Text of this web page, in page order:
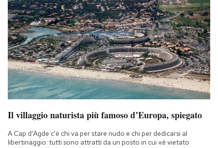
Il villaggio naturista più famoso d’Europa, spiegato
A Cap d'Agde c'è chi va per stare nudo e chi per dedicarsi al
libertinaggio: tutti sono attratti da un posto in cui «è vietato